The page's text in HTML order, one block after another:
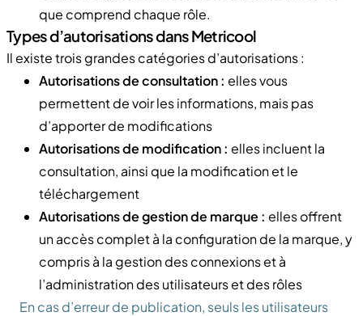
que comprend chaque rôle.
Types d’autorisations dans Metricool
Il existe trois grandes catégories d’autorisations :
Autorisations de consultation : elles vous
permettent de voir les informations, mais pas
d’apporter de modifications
Autorisations de modification : elles incluent la
consultation, ainsi que la modification et le
téléchargement
Autorisations de gestion de marque : elles offrent
un accès complet à la configuration de la marque, y
compris à la gestion des connexions et à
l’administration des utilisateurs et des rôles
En cas d’erreur de publication, seuls les utilisateurs